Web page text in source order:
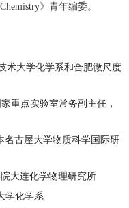
》青年编委。
术大学化学系和合肥微尺度
重点实验室常务副主任，
名古屋大学物质科学国际研
大连化学物理研究所
学化学系